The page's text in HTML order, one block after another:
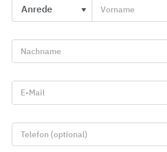
Vorname
Nachname
E-Mail
Telefon (optional)